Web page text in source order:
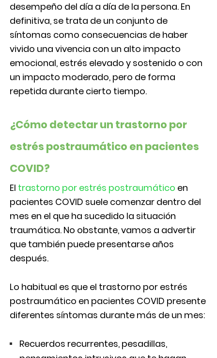
desempeño del día a día de la persona. En
definitiva, se trata de un conjunto de
síntomas como consecuencias de haber
vivido una vivencia con un alto impacto
emocional, estrés elevado y sostenido o con
un impacto moderado, pero de forma
repetida durante cierto tiempo.
¿Cómo detectar un trastorno por
estrés postraumático en pacientes
COVID?
El trastorno por estrés postraumático en
pacientes COVID suele comenzar dentro del
mes en el que ha sucedido la situación
traumática. No obstante, vamos a advertir
que también puede presentarse años
después.
Lo habitual es que el trastorno por estrés
postraumático en pacientes COVID presente
diferentes síntomas durante más de un mes:
Recuerdos recurrentes, pesadillas,